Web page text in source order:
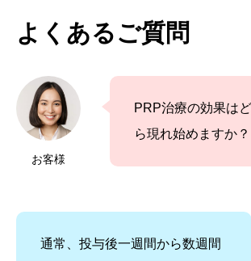
よくあるご質問
お客様
PRP治療の効果は
ら現れ始めますか？
通常、投与後一週間から数週間